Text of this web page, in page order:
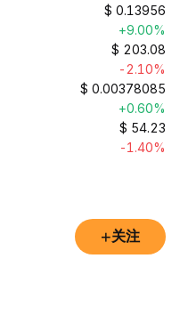
$ 0.13956
+9.00%
$ 203.08
-2.10%
$ 0.00378085
+0.60%
$ 54.23
-1.40%
+关注